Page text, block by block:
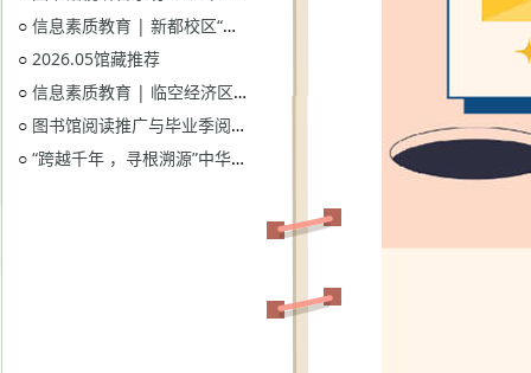
○ 信息素质教育 | 新都校区“图书馆多媒体资源的鉴赏和利用”电子资源讲座
○ 2026.05馆藏推荐
○ 信息素质教育 | 临空经济区校区“读秀学术资源一站式获取与电子资源远程访问”电子资源讲座
○ 图书馆阅读推广与毕业季阅读活动意见征集
○ “跨越千年 ，寻根溯源”中华优秀传统文化主题活动获奖名单